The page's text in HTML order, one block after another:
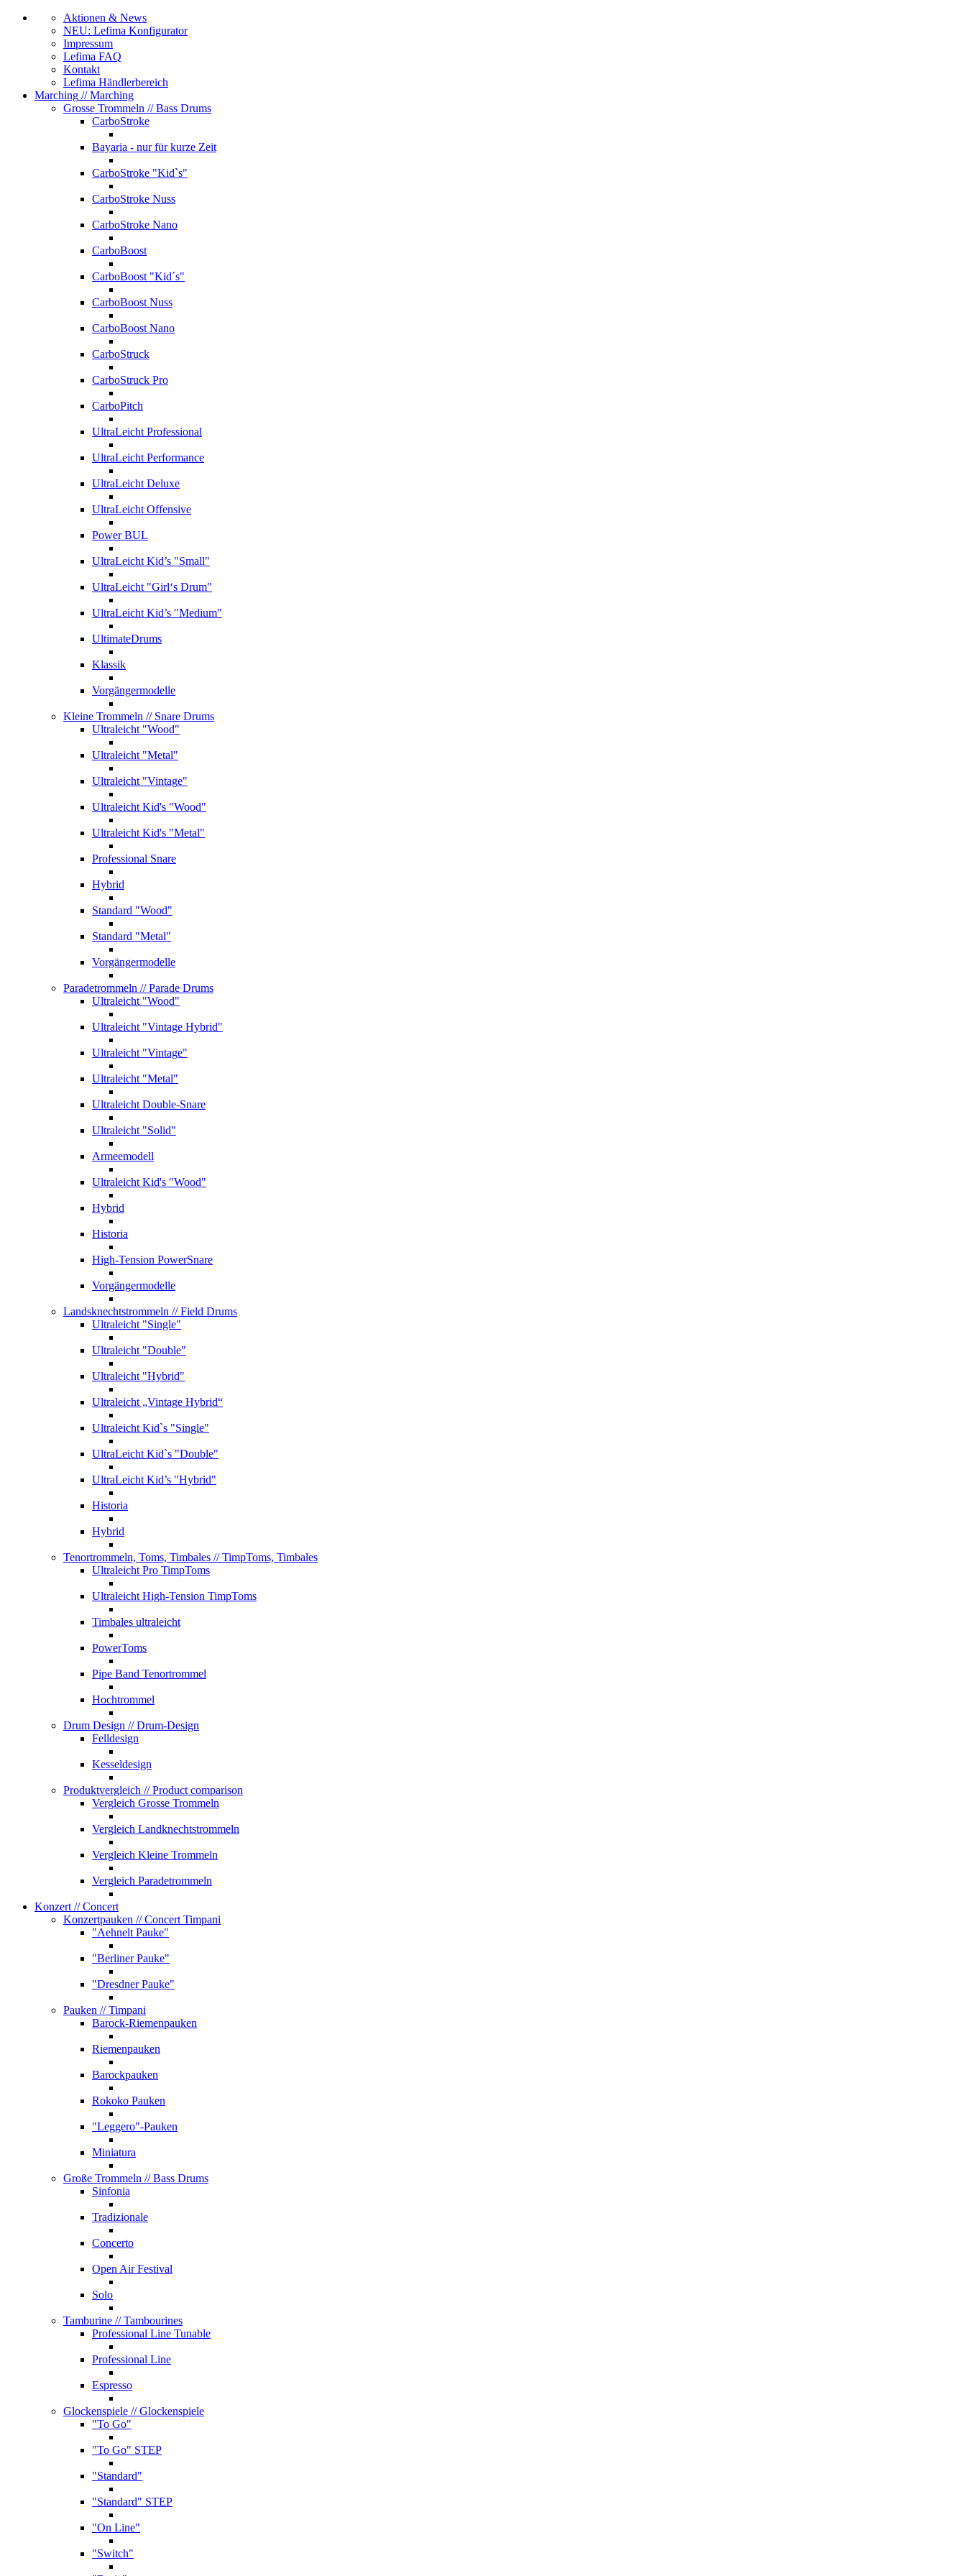
Aktionen & News
NEU: Lefima Konfigurator
Impressum
Lefima FAQ
Kontakt
Lefima Händlerbereich
Marching // Marching
Grosse Trommeln // Bass Drums
CarboStroke
Bayaria - nur für kurze Zeit
CarboStroke "Kid`s"
CarboStroke Nuss
CarboStroke Nano
CarboBoost
CarboBoost "Kid´s"
CarboBoost Nuss
CarboBoost Nano
CarboStruck
CarboStruck Pro
CarboPitch
UltraLeicht Professional
UltraLeicht Performance
UltraLeicht Deluxe
UltraLeicht Offensive
Power BUL
UltraLeicht Kid’s "Small"
UltraLeicht "Girl‘s Drum"
UltraLeicht Kid’s "Medium"
UltimateDrums
Klassik
Vorgängermodelle
Kleine Trommeln // Snare Drums
Ultraleicht "Wood"
Ultraleicht "Metal"
Ultraleicht "Vintage"
Ultraleicht Kid's "Wood"
Ultraleicht Kid's "Metal"
Professional Snare
Hybrid
Standard "Wood"
Standard "Metal"
Vorgängermodelle
Paradetrommeln // Parade Drums
Ultraleicht "Wood"
Ultraleicht "Vintage Hybrid"
Ultraleicht "Vintage"
Ultraleicht "Metal"
Ultraleicht Double-Snare
Ultraleicht "Solid"
Armeemodell
Ultraleicht Kid's "Wood"
Hybrid
Historia
High-Tension PowerSnare
Vorgängermodelle
Landsknechtstrommeln // Field Drums
Ultraleicht "Single"
Ultraleicht "Double"
Ultraleicht "Hybrid"
Ultraleicht „Vintage Hybrid“
Ultraleicht Kid`s "Single"
UltraLeicht Kid`s "Double"
UltraLeicht Kid’s "Hybrid"
Historia
Hybrid
Tenortrommeln, Toms, Timbales // TimpToms, Timbales
Ultraleicht Pro TimpToms
Ultraleicht High-Tension TimpToms
Timbales ultraleicht
PowerToms
Pipe Band Tenortrommel
Hochtrommel
Drum Design // Drum-Design
Felldesign
Kesseldesign
Produktvergleich // Product comparison
Vergleich Grosse Trommeln
Vergleich Landknechtstrommeln
Vergleich Kleine Trommeln
Vergleich Paradetrommeln
Konzert // Concert
Konzertpauken // Concert Timpani
"Aehnelt Pauke"
"Berliner Pauke"
"Dresdner Pauke"
Pauken // Timpani
Barock-Riemenpauken
Riemenpauken
Barockpauken
Rokoko Pauken
"Leggero"-Pauken
Miniatura
Große Trommeln // Bass Drums
Sinfonia
Tradizionale
Concerto
Open Air Festival
Solo
Tamburine // Tambourines
Professional Line Tunable
Professional Line
Espresso
Glockenspiele // Glockenspiele
"To Go"
"To Go" STEP
"Standard"
"Standard" STEP
"On Line"
"Switch"